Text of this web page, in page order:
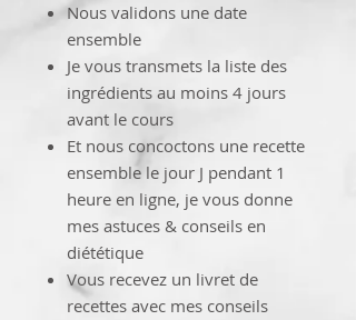
Nous validons une date
ensemble
Je vous transmets la liste des
ingrédients au moins 4 jours
avant le cours
Et nous concoctons une recette
ensemble le jour J pendant 1
heure en ligne, je vous donne
mes astuces & conseils en
diététique
Vous recevez un livret de
recettes avec mes conseils